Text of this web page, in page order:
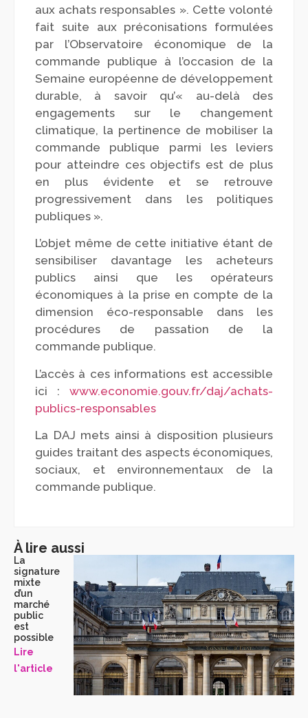
aux achats responsables ». Cette volonté
fait suite aux préconisations formulées
par l’Observatoire économique de la
commande publique à l’occasion de la
Semaine européenne de développement
durable, à savoir qu’« au-delà des
engagements sur le changement
climatique, la pertinence de mobiliser la
commande publique parmi les leviers
pour atteindre ces objectifs est de plus
en plus évidente et se retrouve
progressivement dans les politiques
publiques ».
L’objet même de cette initiative étant de
sensibiliser davantage les acheteurs
publics ainsi que les opérateurs
économiques à la prise en compte de la
dimension éco-responsable dans les
procédures de passation de la
commande publique.
L’accès à ces informations est accessible
ici : www.economie.gouv.fr/daj/achats-
publics-responsables
La DAJ mets ainsi à disposition plusieurs
guides traitant des aspects économiques,
sociaux, et environnementaux de la
commande publique.
À lire aussi
La
signature
mixte
d’un
marché
public
est
possible
Lire
l'article